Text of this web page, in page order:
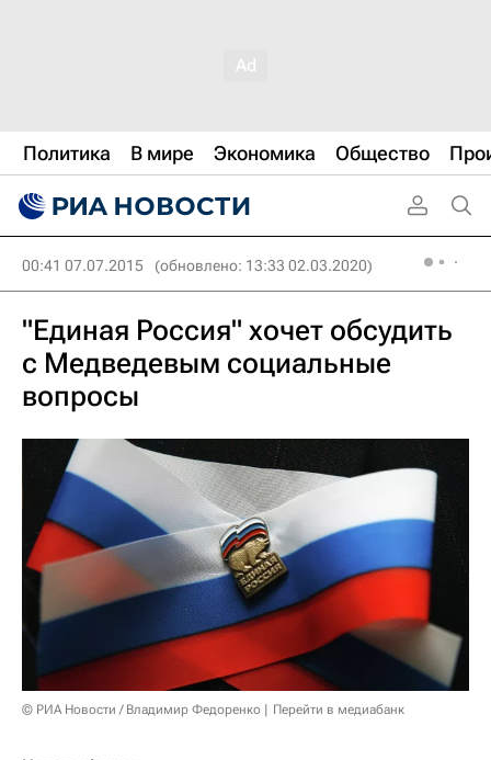
Политика В мире Экономика Общество
00:41 07.07.2015 (обновлено: 13:33 02.03.2020)
"Единая Россия" хочет обсудить
с Медведевым социальные
вопросы
© РИА Новости / Владимир Федоренко Перейти в медиабанк